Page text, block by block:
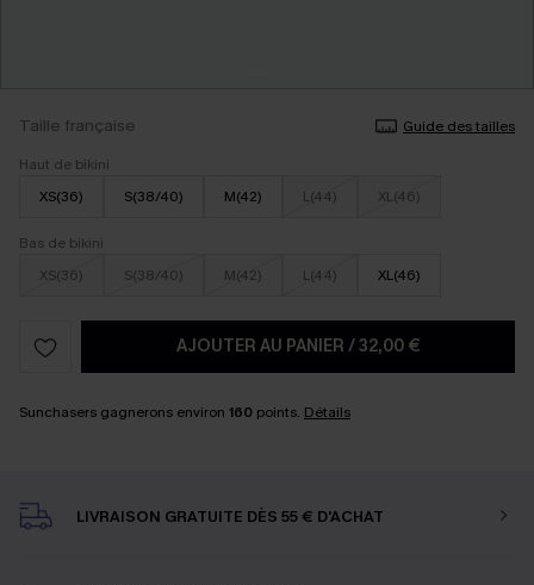
Taille française
Guide des tailles
Haut de bikini
XS(36)
S(38/40) M(42) L(44) XL(46)
Bas de bikini
XS(36)
S(38/40) M(42) L(44) XL(46)
AJOUTER AU PANIER /32,00 €
Sunchasers gagnerons environ 160 points. Détails
LIVRAISON GRATUITE DÈS 55 € D'ACHAT